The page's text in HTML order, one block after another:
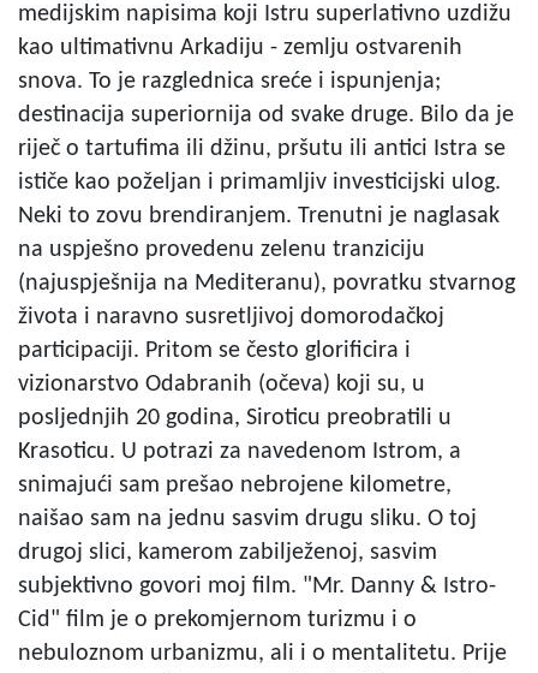
medijskim napisima koji Istru superlativno uzdižu
kao ultimativnu Arkadiju - zemlju ostvarenih
snova. To je razglednica sreće i ispunjenja;
destinacija superiornija od svake druge. Bilo da je
riječ o tartufima ili džinu, pršutu ili antici Istra se
ističe kao poželjan i primamljiv investicijski ulog.
Neki to zovu brendiranjem. Trenutni je naglasak
na uspješno provedenu zelenu tranziciju
(najuspješnija na Mediteranu), povratku stvarnog
života i naravno susretljivoj domorodačkoj
participaciji. Pritom se često glorificira i
vizionarstvo Odabranih (očeva) koji su, u
posljednjih 20 godina, Siroticu preobratili u
Krasoticu. U potrazi za navedenom Istrom, a
snimajući sam prešao nebrojene kilometre,
naišao sam na jednu sasvim drugu sliku. O toj
drugoj slici, kamerom zabilježenoj, sasvim
subjektivno govori moj film. "Mr. Danny & Istro-
Cid" film je o prekomjernom turizmu i o
nebuloznom urbanizmu, ali i o mentalitetu. Prije